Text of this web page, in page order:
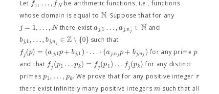
Let f1, …, fNbe arithmetic functions, i.e., functions
whose domain is equal to N. Suppose that for any
j = 1, …,Nthere existaj,1 …,aj,nj ∈ N and
bj,1, …,bj,n j ∈ Z∖ {0}such that
fj(p) = (a j,1p + bj,1) ⋅ … ⋅ (aj,n j p+ bj,nj ) for any primep
and that fj (p1 …pk) = fj(p1)… fj(pk) for any distinct
primes p1, …,pk. We prove that for any positive integer r
there exist infinitely many positive integersm such that all